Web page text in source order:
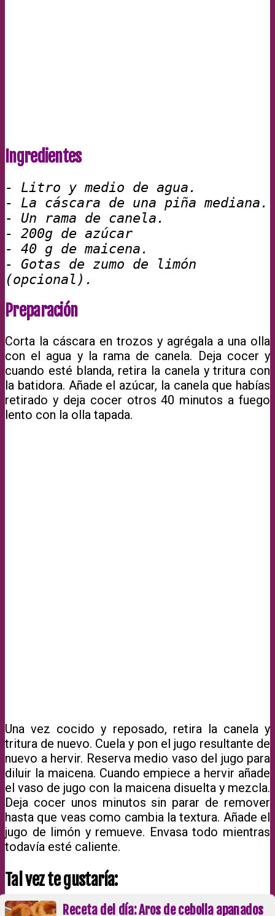
Ingredientes
- Litro y medio de agua.
- La cáscara de una piña mediana.
- Un rama de canela.
- 200g de azúcar
- 40 g de maicena.
- Gotas de zumo de limón
(opcional).
Preparación
Corta la cáscara en trozos y agrégala a una olla
con el agua y la rama de canela. Deja cocer y
cuando esté blanda, retira la canela y tritura con
la batidora. Añade el azúcar, la canela que habías
retirado y deja cocer otros 40 minutos a fuego
lento con la olla tapada.
Una vez cocido y reposado, retira la canela y
tritura de nuevo. Cuela y pon el jugo resultante de
nuevo a hervir. Reserva medio vaso del jugo para
diluir la maicena. Cuando empiece a hervir añade
el vaso de jugo con la maicena disuelta y mezcla.
Deja cocer unos minutos sin parar de remover
hasta que veas como cambia la textura. Añade el
jugo de limón y remueve. Envasa todo mientras
todavía esté caliente.
Tal vez te gustaría:
Receta del día: Aros de cebolla apanados